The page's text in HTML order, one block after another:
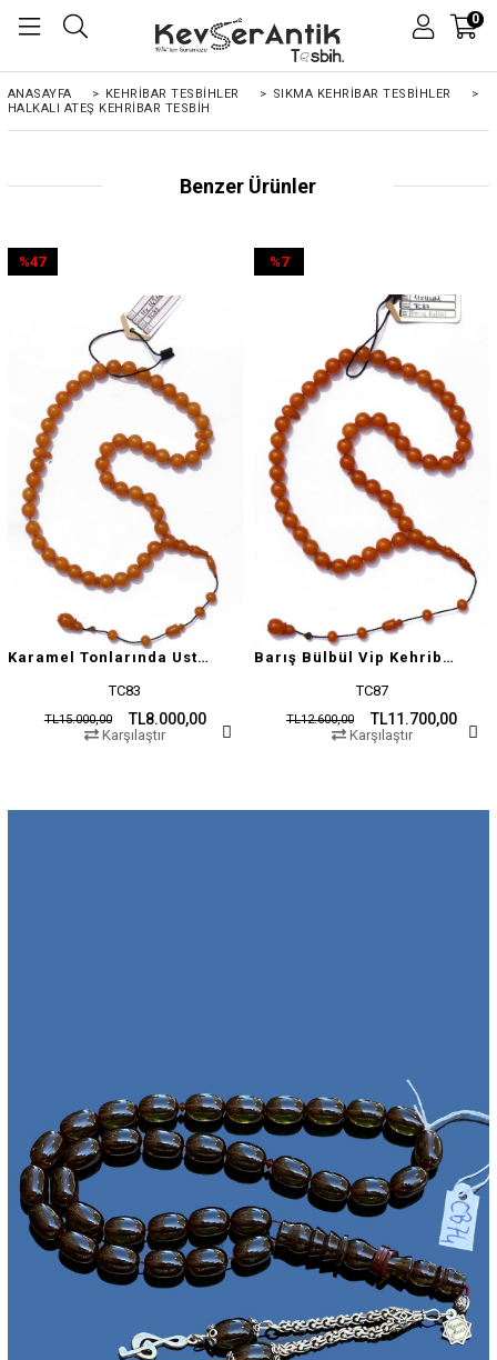
0
ANASAYFA > KEHRIBAR TESBIHLER > SIKMA KEHRİBAR TESBİHLER
>
HALKALI ATEŞ KEHRIBAR TESBIH
Benzer Ürünler
Karamel Tonlarında Usta İşçilikli Tesbih
TC83
TL8.000,00
TL15.000,00
%47
Karşılaştır
Barış Bülbül Vip Kehribar Tesbih
TC87
TL11.700,00
TL12.600,00
%7
Karşılaştır